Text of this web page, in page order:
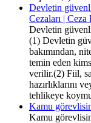
Devletin
Cezaları |
Devletin
(1) Devletin
bakımından,
temin eden
verilir.(2) Fiil,
hazırlıklarını
tehlikeye
Kamu
Kamu